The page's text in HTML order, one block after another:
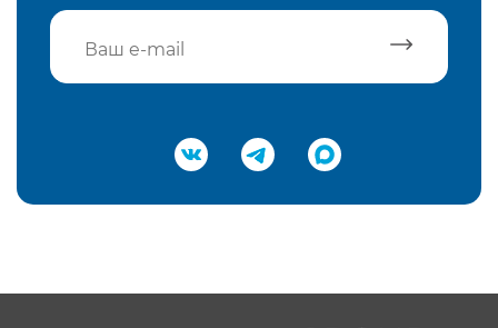
Подтвердить e-mail